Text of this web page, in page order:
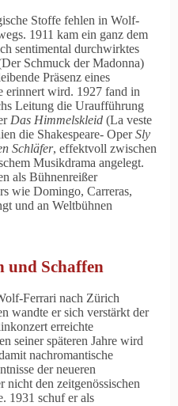
Stoffe fehlen in Wolf-
1911 kam ein ganz dem
sentimental durchwirktes
Schmuck der Madonna)
Präsenz eines
erinnert wird. 1927 fand in
Leitung die Uraufführung
Das Himmelskleid (La veste
die Shakespeare- OperSly
Schläfer, effektvoll zwischen
Musikdrama angelegt.
als Bühnenreißer
wie Domingo, Carreras,
und an Weltbühnen
und Schaffen
Ferrari nach Zürich
wandte er sich verstärkt der
erreichte
seiner späteren Jahre wird
nachromantische
der neueren
den zeitgenössischen
1931 schuf er als